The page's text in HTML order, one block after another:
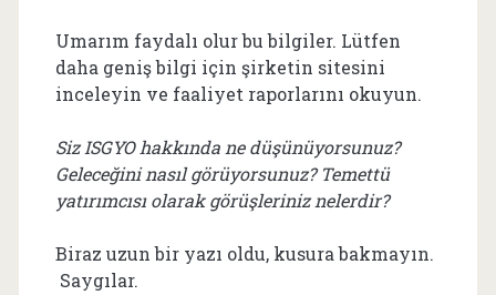
Umarım faydalı olur bu bilgiler. Lütfen
daha geniş bilgi için şirketin sitesini
inceleyin ve faaliyet raporlarını okuyun.
Siz ISGYO hakkında ne düşünüyorsunuz?
Geleceğini nasıl görüyorsunuz? Temettü
yatırımcısı olarak görüşleriniz nelerdir?
Biraz uzun bir yazı oldu, kusura bakmayın.
Saygılar.